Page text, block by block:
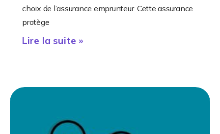
choix de l’assurance emprunteur. Cette assurance
protège
Lire la suite »